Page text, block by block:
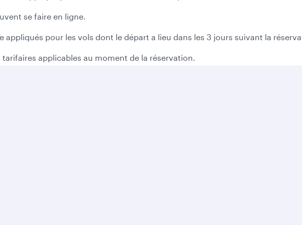
se faire en ligne.
appliqués pour les vols dont le départ a lieu dans les 3 jours suivant la
tarifaires applicables au moment de la réservation.